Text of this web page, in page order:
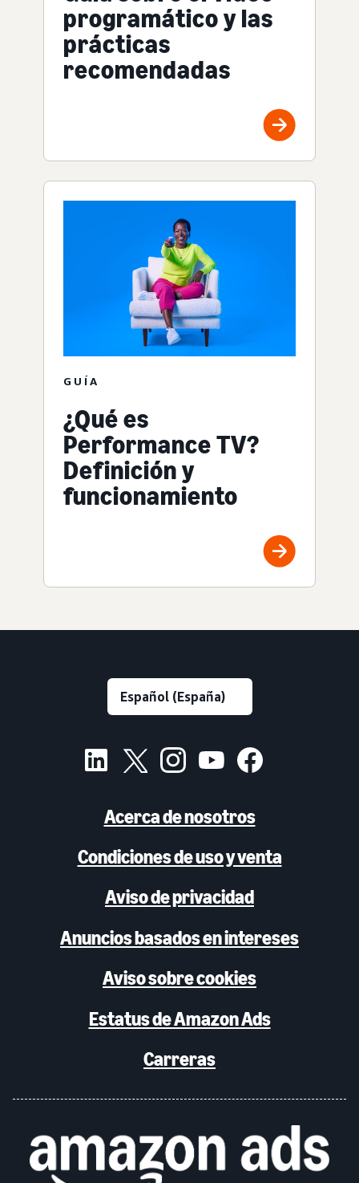
programático y las
prácticas
recomendadas
GUÍA
¿Qué es
Performance TV?
Definición y
funcionamiento
Acerca de nosotros
Condiciones de uso y venta
Aviso de privacidad
Anuncios basados en intereses
Aviso sobre cookies
Estatus de Amazon Ads
Carreras